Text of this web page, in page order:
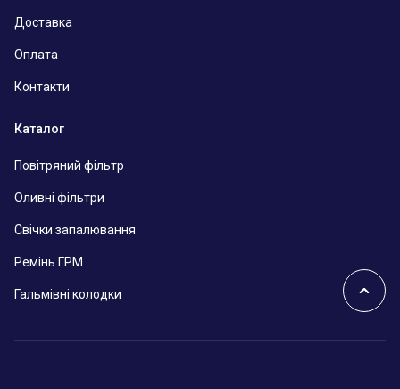
Доставка
Оплата
Контакти
Каталог
Повітряний фільтр
Оливні фільтри
Свічки запалювання
Ремінь ГРМ
Гальмівні колодки